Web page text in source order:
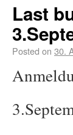
Last
Posted on 30.